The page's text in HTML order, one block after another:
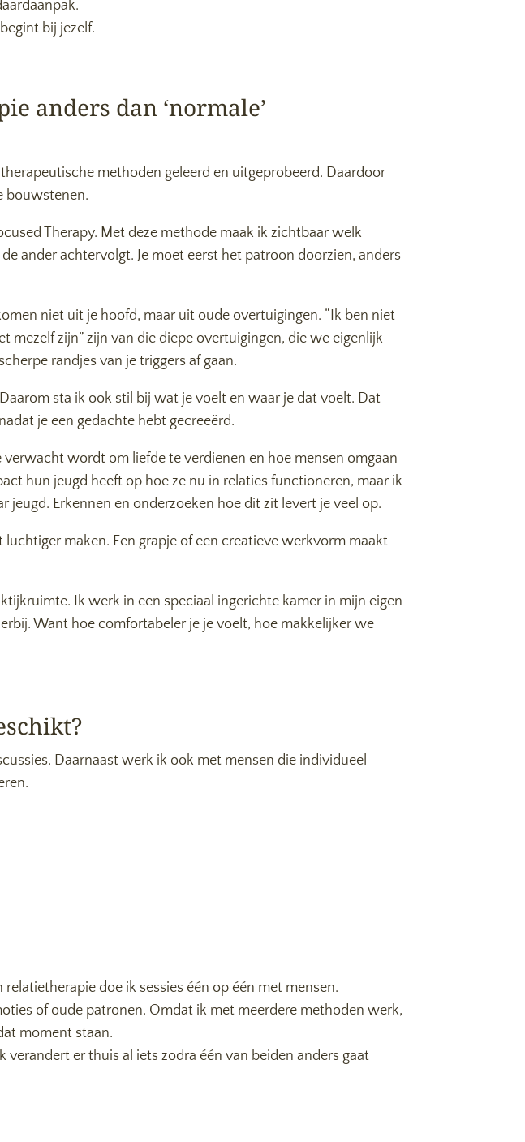
bij jezelf.
anders dan ‘normale’
methoden geleerd en uitgeprobeerd. Daardoor
bouwstenen.
Therapy. Met deze methode maak ik zichtbaar welk
ander achtervolgt. Je moet eerst het patroon doorzien, anders
niet uit je hoofd, maar uit oude overtuigingen. “Ik ben niet
mezelf zijn” zijn van die diepe overtuigingen, die we eigenlijk
randjes van je triggers af gaan.
sta ik ook stil bij wat je voelt en waar je dat voelt. Dat
je een gedachte hebt gecreeërd.
wordt om liefde te verdienen en hoe mensen omgaan
hun jeugd heeft op hoe ze nu in relaties functioneren, maar ik
Erkennen en onderzoeken hoe dit zit levert je veel op.
maken. Een grapje of een creatieve werkvorm maakt
Ik werk in een speciaal ingerichte kamer in mijn eigen
Want hoe comfortabeler je je voelt, hoe makkelijker we
Daarnaast werk ik ook met mensen die individueel
doe ik sessies één op één met mensen.
of oude patronen. Omdat ik met meerdere methoden werk,
moment staan.
er thuis al iets zodra één van beiden anders gaat